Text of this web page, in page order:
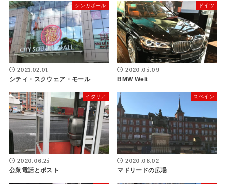
シンガポール
2021.02.01
シティ・スクウェア・モール
ドイツ
2020.05.09
BMW Welt
イタリア
2020.06.25
公衆電話とポスト
スペイン
2020.06.02
マドリードの広場